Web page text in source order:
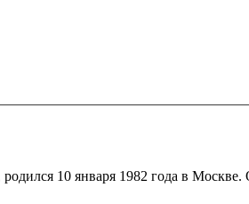
10 января 1982 года в